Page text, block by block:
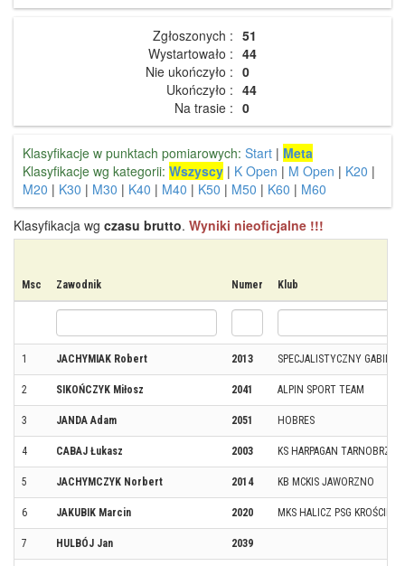
Zgłoszonych : 51
Wystartowało : 44
Nie ukończyło : 0
Ukończyło : 44
Na trasie : 0
Klasyfikacje w punktach pomiarowych: Start | Meta
Klasyfikacje wg kategorii: Wszyscy | K Open | M Open | K20 |
M20 | K30 | M30 | K40 | M40 | K50 | M50 | K60 | M60
Klasyfikacja wg czasu brutto. Wyniki nieoficjalne !!!
Msc Zawodnik Numer Klub
1 JACHYMIAK Robert 2013 SPECJALISTYCZNY
2 SIKOŃCZYK Miłosz 2041 ALPIN SPORT TEAM
3 JANDA Adam 2051 HOBRES
4 CABAJ Łukasz 2003 KS HARPAGAN TARNOBRZEG
5 JACHYMCZYK Norbert 2014 KB MCKIS JAWORZNO
6 JAKUBIK Marcin 2020 MKS HALICZ PSG
7 HULBÓJ Jan 2039